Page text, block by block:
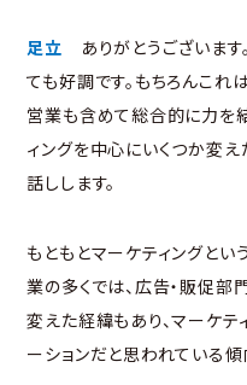
足立 ありがとうございます
ても好調です。もちろんこれ
営業も含めて総合的に力を
ィングを中心にいくつか変
話しします。
もともとマーケティングとい
業の多くでは、広告・販促部
変えた経緯もあり、マーケ
ーションだと思われている傾